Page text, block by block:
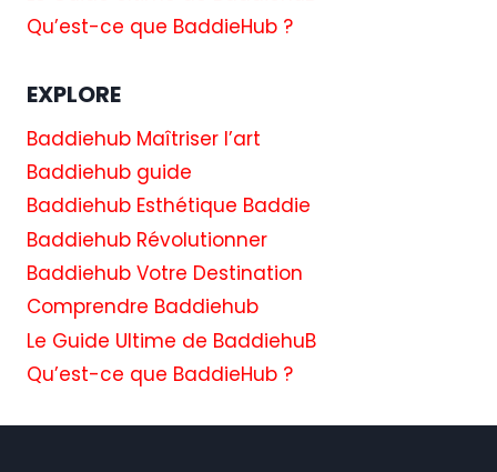
Qu’est-ce que BaddieHub ?
EXPLORE
Baddiehub Maîtriser l’art
Baddiehub guide
Baddiehub Esthétique Baddie
Baddiehub Révolutionner
Baddiehub Votre Destination
Comprendre Baddiehub
Le Guide Ultime de BaddiehuB
Qu’est-ce que BaddieHub ?